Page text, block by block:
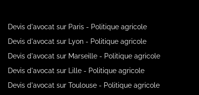
Devis d'avocat sur Paris - Politique agricole
Devis d'avocat sur Lyon - Politique agricole
Devis d'avocat sur Marseille - Politique agricole
Devis d'avocat sur Lille - Politique agricole
Devis d'avocat sur Toulouse - Politique agricole